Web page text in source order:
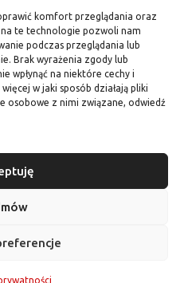
komfort przeglądania oraz
te technologie pozwoli nam
podczas przeglądania lub
Brak wyrażenia zgody lub
wpłynąć na niektóre cechy i
w jaki sposób działają pliki
osobowe z nimi związane, odwiedź
wycena
© 1999 - 2026
prawa zastrzeżone.